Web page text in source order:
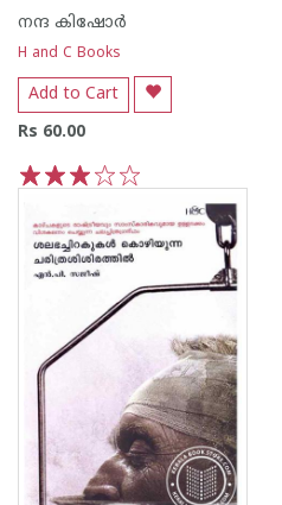
നന്ദ‌ കിഷോര്‍
H and C Books
Add to Cart
Rs 60.00